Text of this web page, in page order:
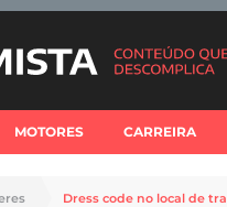
MOTORES CARREIRA
Dress code no local de